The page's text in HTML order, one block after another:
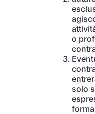
o
solo